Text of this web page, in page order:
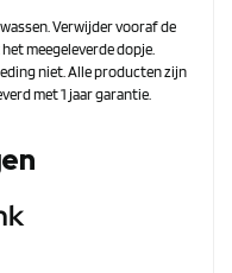
Verwijder vooraf de
meegeleverde dopje.
niet. Alle producten zijn
met 1 jaar garantie.